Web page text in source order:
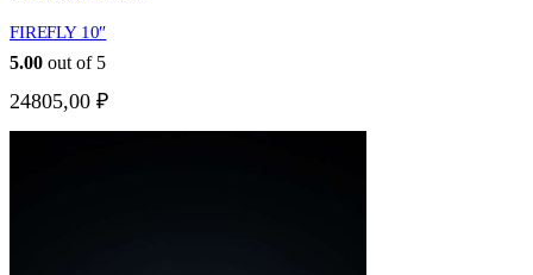
FIREFLY 10″
5.00 out of 5
24805,00 ₽